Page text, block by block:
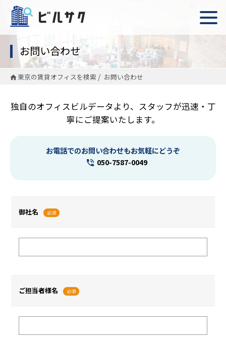
お問い合わせ
東京の賃貸オフィスを検索 お問い合わせ
独自のオフィスビルデータより、スタッフが迅速・丁
寧にご提案いたします。
お電話でのお問い合わせもお気軽にどうぞ
050-7587-0049
御社名 必須
ご担当者様名 必須